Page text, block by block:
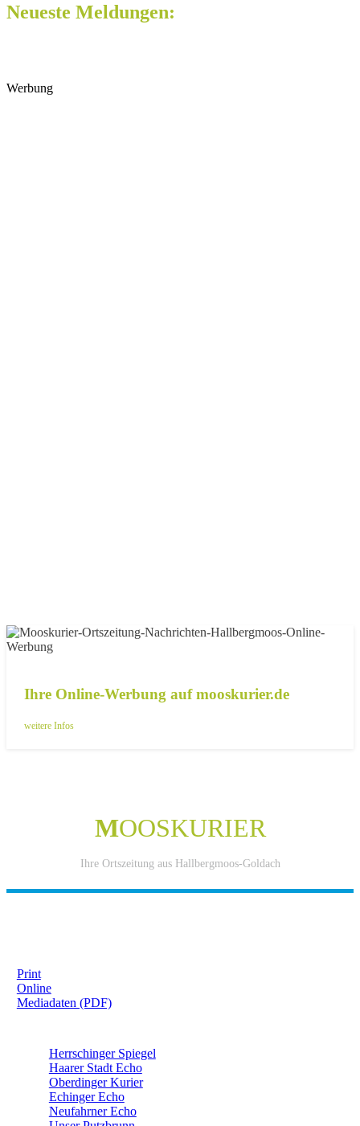
Neueste Meldungen:
Werbung
Ihre Online-Werbung auf mooskurier.de
weitere Infos
MOOSKURIER
Ihre Ortszeitung aus Hallbergmoos-Goldach
Print
Online
Mediadaten (PDF)
Herrschinger Spiegel
Haarer Stadt Echo
Oberdinger Kurier
Echinger Echo
Neufahrner Echo